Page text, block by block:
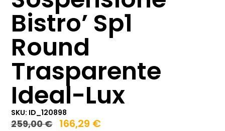
Bistro’ Sp1
Round
Trasparente
Ideal-Lux
SKU: ID_120898
259,00€ 166,29 €